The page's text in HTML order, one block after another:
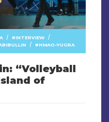
/ INTERVIEW /
/ HMAO-YUGRA
“Volleyball
of